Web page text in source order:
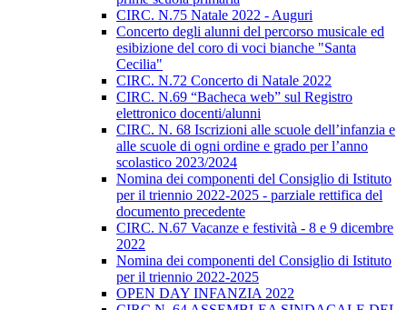
CIRC. N.75 Natale 2022 - Auguri
Concerto degli alunni del percorso musicale ed
esibizione del coro di voci bianche "Santa
Cecilia"
CIRC. N.72 Concerto di Natale 2022
CIRC. N.69 “Bacheca web” sul Registro
elettronico docenti/alunni
CIRC. N. 68 Iscrizioni alle scuole dell’infanzia e
alle scuole di ogni ordine e grado per l’anno
scolastico 2023/2024
Nomina dei componenti del Consiglio di Istituto
per il triennio 2022-2025 - parziale rettifica del
documento precedente
CIRC. N.67 Vacanze e festività - 8 e 9 dicembre
2022
Nomina dei componenti del Consiglio di Istituto
per il triennio 2022-2025
OPEN DAY INFANZIA 2022